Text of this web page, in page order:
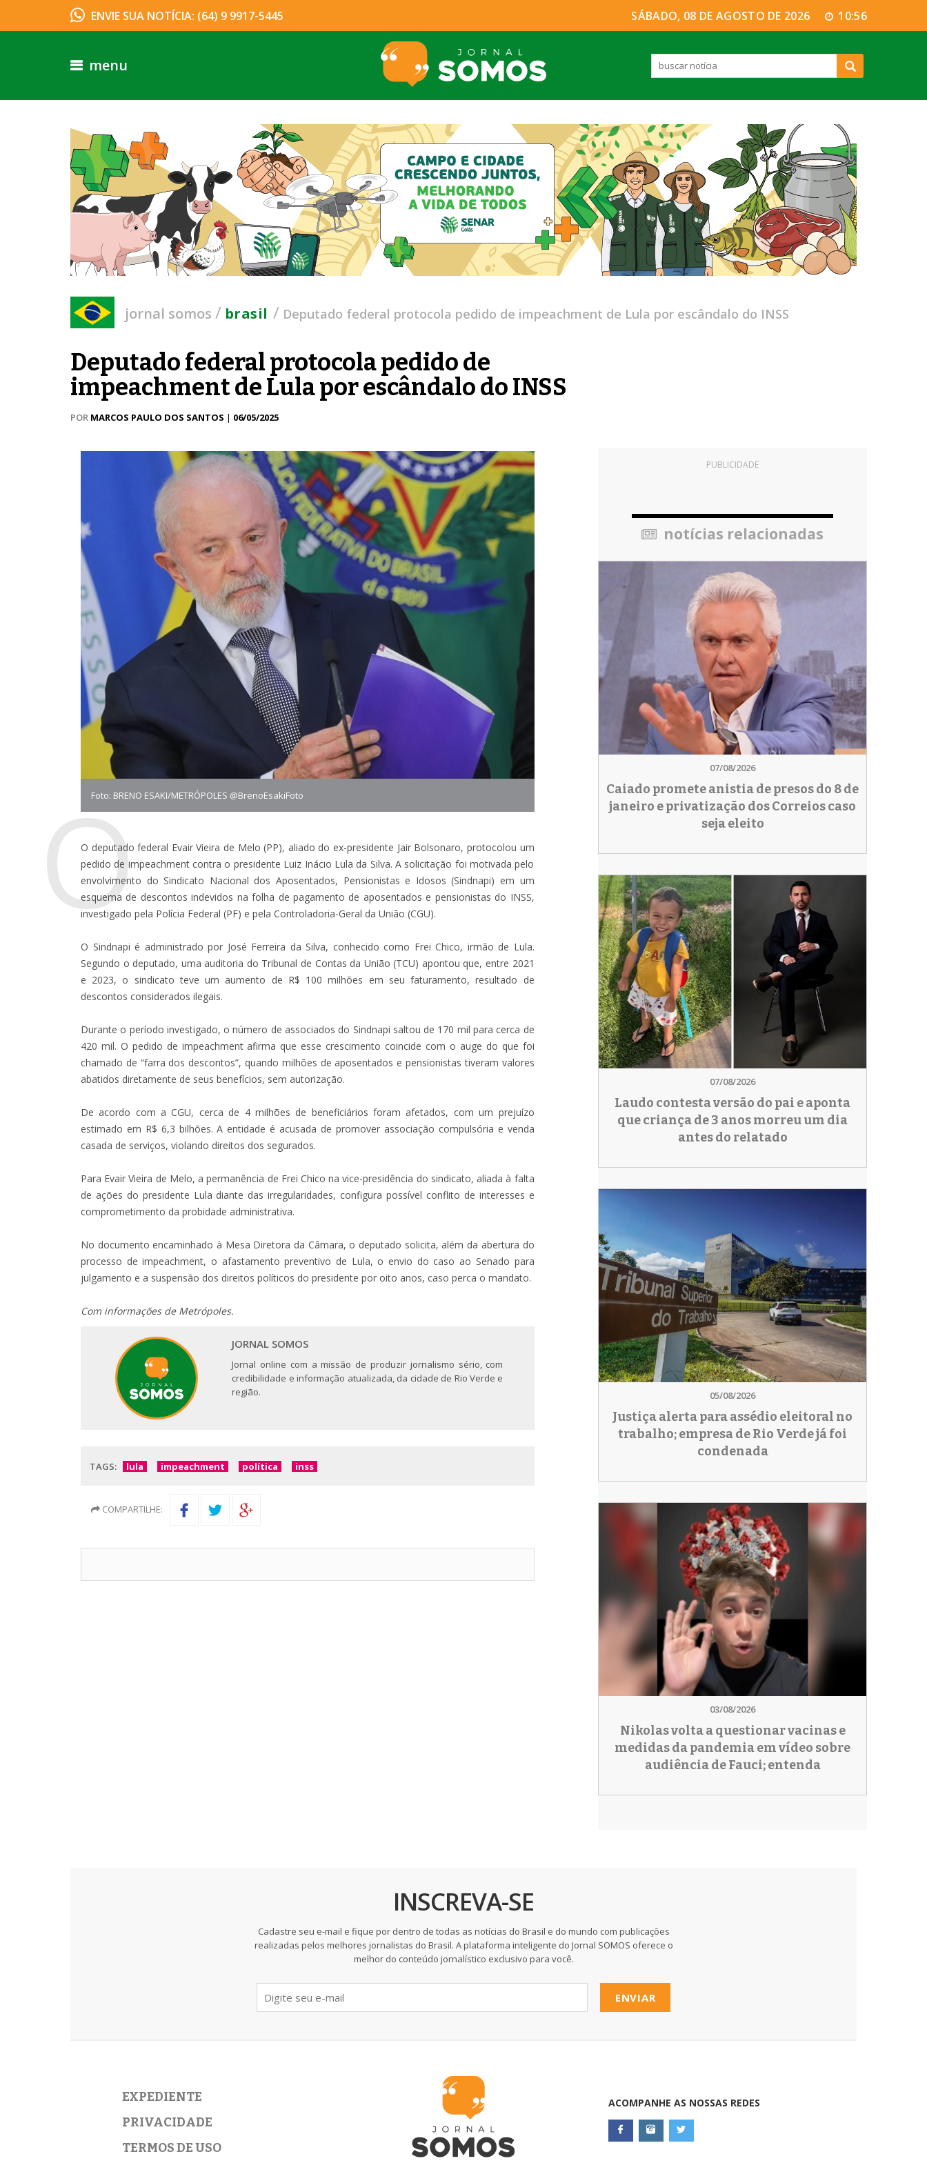
ENVIE SUA NOTÍCIA: (64) 9 9917-5445 SÁBADO, 08 DE AGOSTO DE 2026 10:56
menu
jornal somos / brasil / Deputado federal protocola pedido de impeachment de Lula por escândalo do INSS
Deputado federal protocola pedido de
impeachment de Lula por escândalo do INSS
POR MARCOS PAULO DOS SANTOS | 06/05/2025
Foto: BRENO ESAKI/METRÓPOLES @BrenoEsakiFoto
O
O deputado federal Evair Vieira de Melo (PP), aliado do ex-presidente Jair Bolsonaro, protocolou um
pedido de impeachment contra o presidente Luiz Inácio Lula da Silva. A solicitação foi motivada pelo
envolvimento do Sindicato Nacional dos Aposentados, Pensionistas e Idosos (Sindnapi) em um
esquema de descontos indevidos na folha de pagamento de aposentados e pensionistas do INSS,
investigado pela Polícia Federal (PF) e pela Controladoria-Geral da União (CGU).
O Sindnapi é administrado por José Ferreira da Silva, conhecido como Frei Chico, irmão de Lula.
Segundo o deputado, uma auditoria do Tribunal de Contas da União (TCU) apontou que, entre 2021
e 2023, o sindicato teve um aumento de R$ 100 milhões em seu faturamento, resultado de
descontos considerados ilegais.
Durante o período investigado, o número de associados do Sindnapi saltou de 170 mil para cerca de
420 mil. O pedido de impeachment afirma que esse crescimento coincide com o auge do que foi
chamado de “farra dos descontos”, quando milhões de aposentados e pensionistas tiveram valores
abatidos diretamente de seus benefícios, sem autorização.
De acordo com a CGU, cerca de 4 milhões de beneficiários foram afetados, com um prejuízo
estimado em R$ 6,3 bilhões. A entidade é acusada de promover associação compulsória e venda
casada de serviços, violando direitos dos segurados.
Para Evair Vieira de Melo, a permanência de Frei Chico na vice-presidência do sindicato, aliada à falta
de ações do presidente Lula diante das irregularidades, configura possível conflito de interesses e
comprometimento da probidade administrativa.
No documento encaminhado à Mesa Diretora da Câmara, o deputado solicita, além da abertura do
processo de impeachment, o afastamento preventivo de Lula, o envio do caso ao Senado para
julgamento e a suspensão dos direitos políticos do presidente por oito anos, caso perca o mandato.
Com informações de Metrópoles.
JORNAL SOMOS
Jornal online com a missão de produzir jornalismo sério, com
credibilidade e informação atualizada, da cidade de Rio Verde e
região.
TAGS: lula impeachment política inss
COMPARTILHE:
PUBLICIDADE
notícias relacionadas
07/08/2026
Caiado promete anistia de presos do 8 de
janeiro e privatização dos Correios caso
seja eleito
07/08/2026
Laudo contesta versão do pai e aponta
que criança de 3 anos morreu um dia
antes do relatado
05/08/2026
Justiça alerta para assédio eleitoral no
trabalho; empresa de Rio Verde já foi
condenada
03/08/2026
Nikolas volta a questionar vacinas e
medidas da pandemia em vídeo sobre
audiência de Fauci; entenda
INSCREVA-SE
Cadastre seu e-mail e fique por dentro de todas as notícias do Brasil e do mundo com publicações
realizadas pelos melhores jornalistas do Brasil. A plataforma inteligente do Jornal SOMOS oferece o
melhor do conteúdo jornalístico exclusivo para você.
ENVIAR
EXPEDIENTE
PRIVACIDADE
TERMOS DE USO
ACOMPANHE AS NOSSAS REDES